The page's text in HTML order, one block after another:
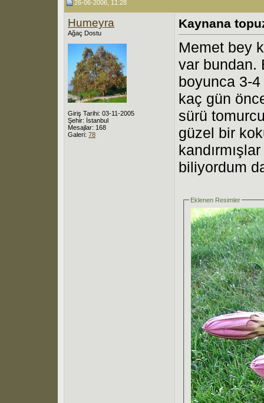
26-06-2006, 11:28
Humeyra
Ağaç Dostu
Giriş Tarihi: 03-11-2005
Şehir: İstanbul
Mesajlar: 168
Galeri: 78
Kaynana
Memet bey
var bundan.
boyunca 3-
kaç gün
sürü
güzel bir
biliyordum
Eklenen Resimler